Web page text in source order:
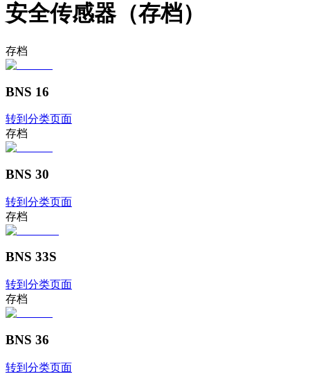
安全传感器（存档）
存档
BNS 16
转到分类页面
存档
BNS 30
转到分类页面
存档
BNS 33S
转到分类页面
存档
BNS 36
转到分类页面